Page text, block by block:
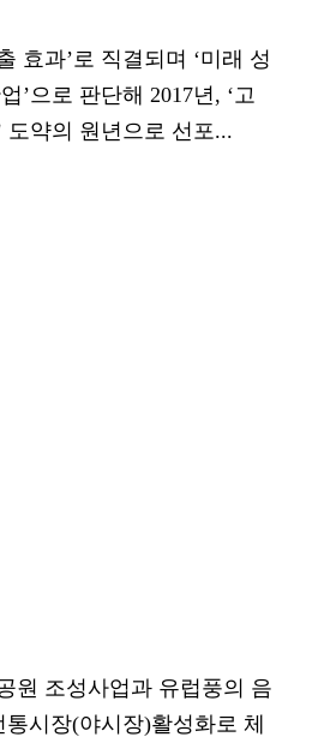
효과’로 직결되며 ‘미래 성
’으로 판단해 2017년, ‘고
도약의 원년으로 선포...
원 조성사업과 유럽풍의 음
시장(야시장)활성화로 체